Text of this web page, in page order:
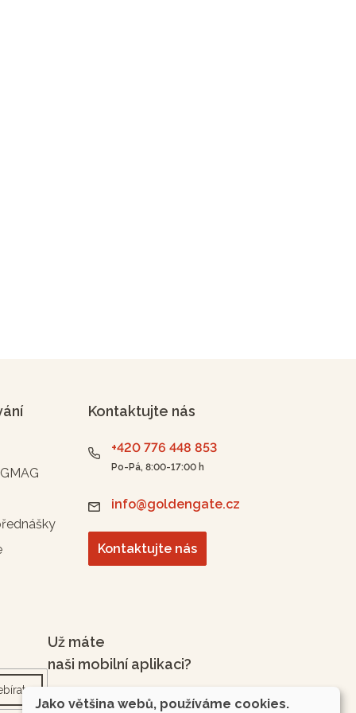
Kontaktujte nás
+420 776 448 853
Po-Pá, 8:00-17:00 h
info@goldengate.cz
Kontaktujte nás
Už máte
naši mobilní aplikaci?
Jako většina webů, používáme cookies.